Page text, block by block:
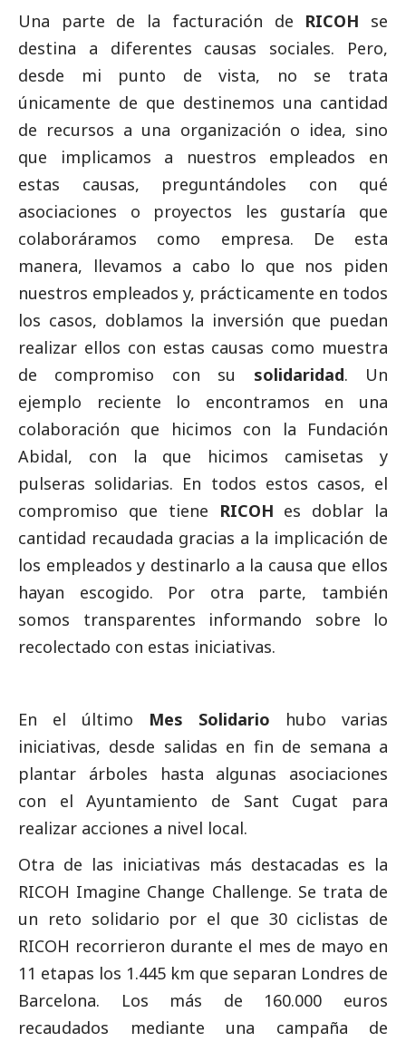
Una parte de la facturación de RICOH se
destina a diferentes causas sociales. Pero,
desde mi punto de vista, no se trata
únicamente de que destinemos una cantidad
de recursos a una organización o idea, sino
que implicamos a nuestros empleados en
estas causas, preguntándoles con qué
asociaciones o proyectos les gustaría que
colaboráramos como empresa. De esta
manera, llevamos a cabo lo que nos piden
nuestros empleados y, prácticamente en todos
los casos, doblamos la inversión que puedan
realizar ellos con estas causas como muestra
de compromiso con su solidaridad. Un
ejemplo reciente lo encontramos en una
colaboración que hicimos con la Fundación
Abidal, con la que hicimos camisetas y
pulseras solidarias. En todos estos casos, el
compromiso que tiene
RICOH es doblar la
cantidad recaudada gracias a la implicación de
los empleados y destinarlo a la causa que ellos
hayan escogido. Por otra parte, también
somos transparentes informando sobre lo
recolectado con estas iniciativas.
En el último Mes Solidario hubo varias
iniciativas, desde salidas en fin de semana a
plantar árboles hasta algunas asociaciones
con el Ayuntamiento de Sant Cugat para
realizar acciones a nivel local.
Otra de las iniciativas más destacadas es la
RICOH Imagine Change Challenge. Se trata de
un reto solidario por el que 30 ciclistas de
RICOH recorrieron durante el mes de mayo en
11 etapas los 1.445 km que separan Londres de
Barcelona. Los más de 160.000 euros
recaudados mediante una campaña de